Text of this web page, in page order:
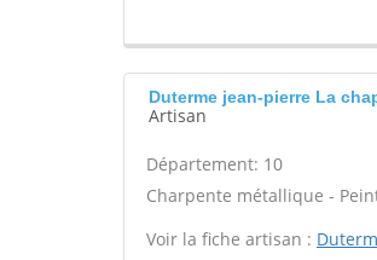
Duterme jean-pierre La
Artisan
Département: 10
Charpente métallique -
Voir la fiche artisan :